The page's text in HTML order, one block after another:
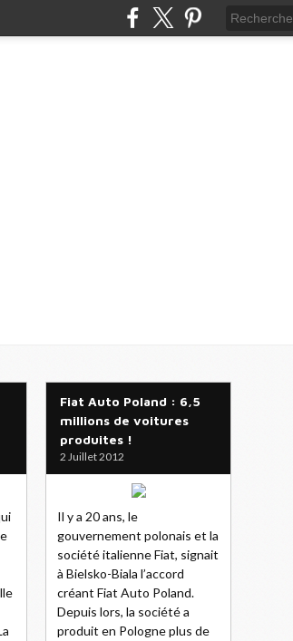
Fiat Auto Poland : 6,5
millions de voitures
produites !
2 Juillet 2012
Il y a 20 ans, le
gouvernement polonais et la
société italienne Fiat, signait
à Bielsko-Biala l’accord
créant Fiat Auto Poland.
Depuis lors, la société a
produit en Pologne plus de